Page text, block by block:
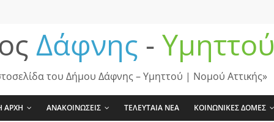
Δάφνης - Υμηττού
του Δήμου Δάφνης – Υμηττού | Νομού Αττικής»
ΑΡΧΗ ΑΝΑΚΟΙΝΩΣΕΙΣ ΤΕΛΕΥΤΑΙΑ ΝΕΑ ΚΟΙΝΩΝΙΚΕΣ ΔΟΜΕΣ